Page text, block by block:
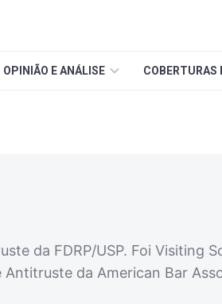
OPINIÃO E ANÁLISE COBERTURAS
da FDRP/USP. Foi Visiting
da American Bar